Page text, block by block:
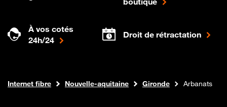
À vos cotés
24h/24
Droit de rétractation
Boutique Orange
Internet fibre Nouvelle-aquitaine Gironde Arbanats